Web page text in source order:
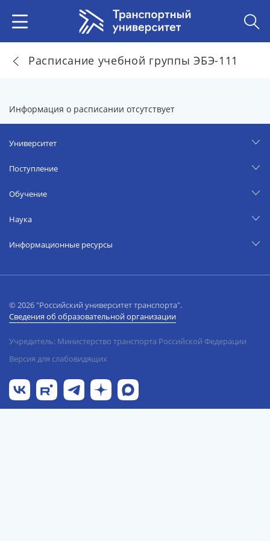
Расписание учебной группы ЭБЭ-111
Информация о расписании отсутствует
Университет
Поступление
Обучение
Наука
Информационные ресурсы
© 2026 "Российский университет транспорта".
Сведения об образовательной организации
Учредитель: Министерство транспорта Российской Федерации
Версия для слабовидящих